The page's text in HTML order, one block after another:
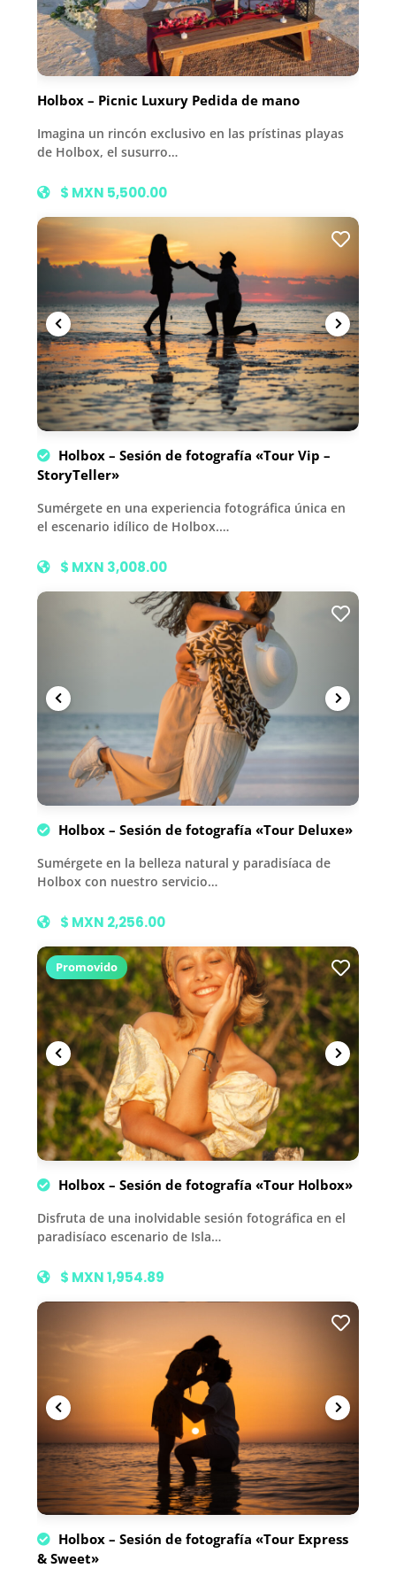
Holbox – Picnic Luxury Pedida de mano
Imagina un rincón exclusivo en las prístinas playas
de Holbox, el susurro…
$ MXN 5,500.00
Holbox – Sesión de fotografía «Tour Vip –
StoryTeller»
Sumérgete en una experiencia fotográfica única en
el escenario idílico de Holbox.…
$ MXN 3,008.00
Holbox – Sesión de fotografía «Tour Deluxe»
Sumérgete en la belleza natural y paradisíaca de
Holbox con nuestro servicio…
$ MXN 2,256.00
Promovido
Holbox – Sesión de fotografía «Tour Holbox»
Disfruta de una inolvidable sesión fotográfica en el
paradisíaco escenario de Isla…
$ MXN 1,954.89
Holbox – Sesión de fotografía «Tour Express
& Sweet»